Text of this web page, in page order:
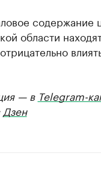
содержание
области
— в Telegram-
Дзен